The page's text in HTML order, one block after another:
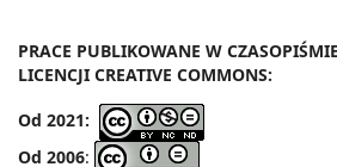
PRACE PUBLIKOWANE W
LICENCJI CREATIVE COMMONS:
Od 2021:
Od 2006: